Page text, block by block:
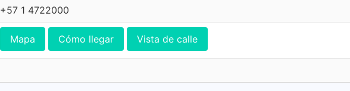
+57 1 4722000
Mapa Cómo llegar Vista de calle